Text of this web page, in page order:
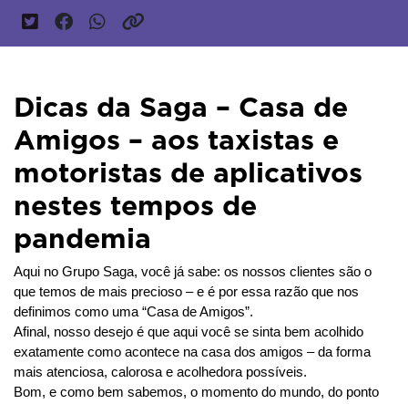
Dicas da Saga – Casa de
Amigos – aos taxistas e
motoristas de aplicativos
nestes tempos de
pandemia
Aqui no Grupo Saga, você já sabe: os nossos clientes são o
que temos de mais precioso – e é por essa razão que nos
definimos como uma “Casa de Amigos”.
Afinal, nosso desejo é que aqui você se sinta bem acolhido
exatamente como acontece na casa dos amigos – da forma
mais atenciosa, calorosa e acolhedora possíveis.
Bom, e como bem sabemos, o momento do mundo, do ponto